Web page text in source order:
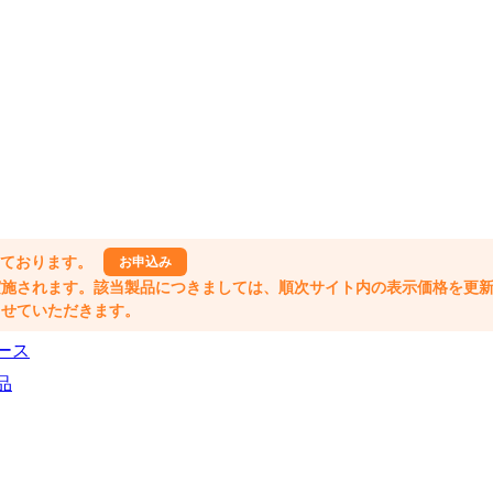
ス
おります。 お申込み
れます。該当製品につきましては、順次サイト内の表示価格を更新
ていただきます。